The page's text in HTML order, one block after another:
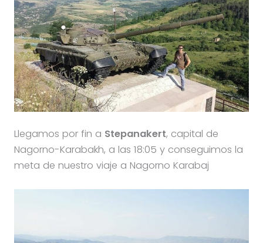
Llegamos por fin a Stepanakert, capital de
Nagorno-Karabakh, a las 18:05 y conseguimos la
meta de nuestro viaje a Nagorno Karabaj